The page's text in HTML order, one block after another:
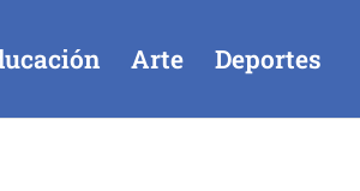
Arte Deportes